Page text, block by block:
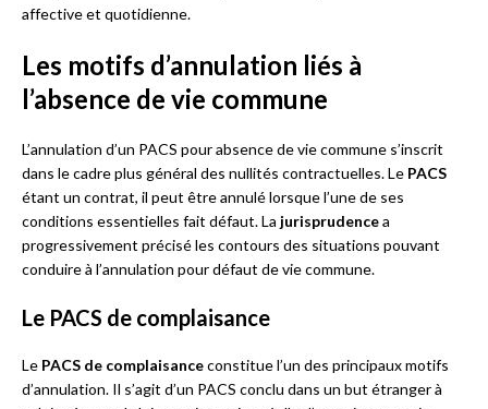
affective et quotidienne.
Les motifs d’annulation liés à
l’absence de vie commune
L’annulation d’un PACS pour absence de vie commune s’inscrit
dans le cadre plus général des nullités contractuelles. Le PACS
étant un contrat, il peut être annulé lorsque l’une de ses
conditions essentielles fait défaut. La jurisprudencea
progressivement précisé les contours des situations pouvant
conduire à l’annulation pour défaut de vie commune.
Le PACS de complaisance
Le PACS de complaisanceconstitue l’un des principaux motifs
d’annulation. Il s’agit d’un PACS conclu dans un but étranger à